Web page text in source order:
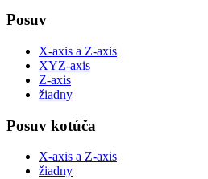
Posuv
X-axis a Z-axis
XYZ-axis
Z-axis
žiadny
Posuv kotúča
X-axis a Z-axis
žiadny